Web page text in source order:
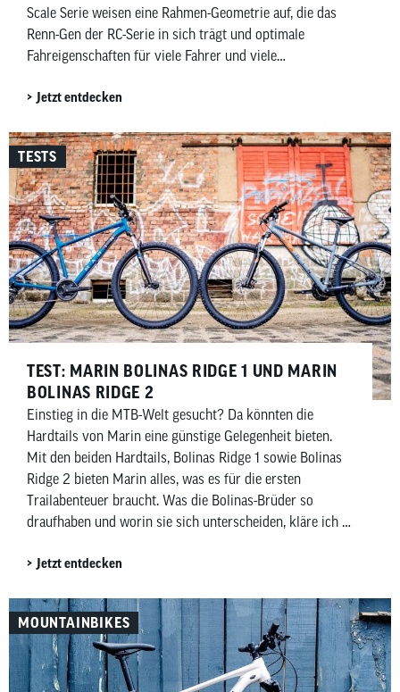
Scale Serie weisen eine Rahmen-Geometrie auf, die das
Renn-Gen der RC-Serie in sich trägt und optimale
Fahreigenschaften für viele Fahrer und viele
980 ist der Einstieg in diese Serie.
Jetzt entdecken
TESTS
TEST: MARIN BOLINAS RIDGE 1 UND MARIN
BOLINAS RIDGE 2
Einstieg in die MTB-Welt gesucht? Da könnten die
Hardtails von Marin eine günstige Gelegenheit bieten.
Mit den beiden Hardtails, Bolinas Ridge 1 sowie Bolinas
Ridge 2 bieten Marin alles, was es für die ersten
Trailabenteuer braucht. Was die Bolinas-Brüder so
draufhaben und worin sie sich unterscheiden, kläre ich in
Jetzt entdecken
MOUNTAINBIKES